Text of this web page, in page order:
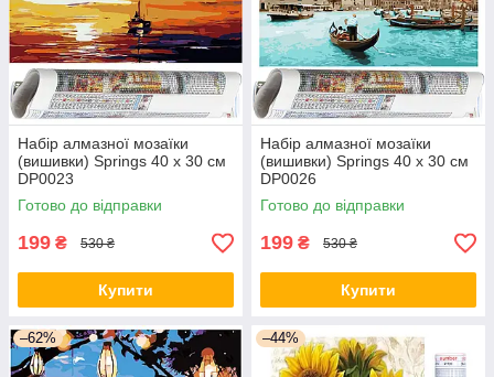
Набір алмазної мозаїки
(вишивки) Springs 40 x 30 см
DP0023
Готово до відправки
199 ₴ 530 ₴
Купити
Набір алмазної мозаїки
(вишивки) Springs 40 x 30 см
DP0026
Готово до відправки
199 ₴ 530 ₴
Купити
–62% –44%